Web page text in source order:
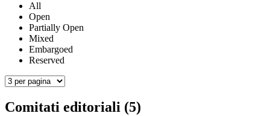
All
Open
Partially Open
Mixed
Embargoed
Reserved
Comitati editoriali (5)